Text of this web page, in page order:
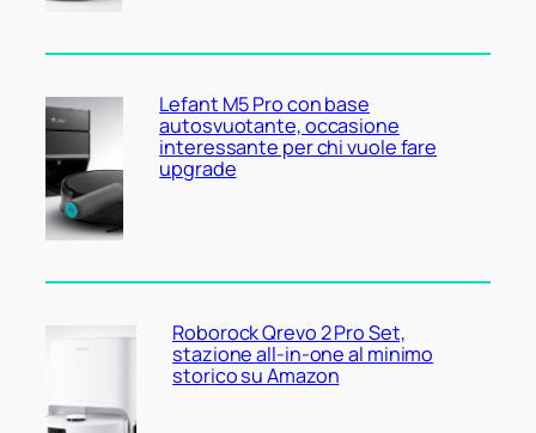
Lefant M5 Pro con base
autosvuotante, occasione
interessante per chi vuole fare
upgrade
Roborock Qrevo 2 Pro Set,
stazione all-in-one al minimo
storico su Amazon